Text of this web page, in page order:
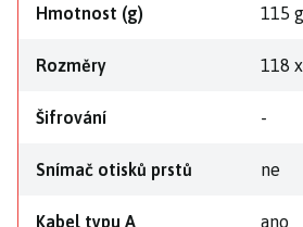
Hmotnost (g) 115 g
Rozměry 118
Šifrování -
Snímač otisků prstů ne
Kabel typu A ano